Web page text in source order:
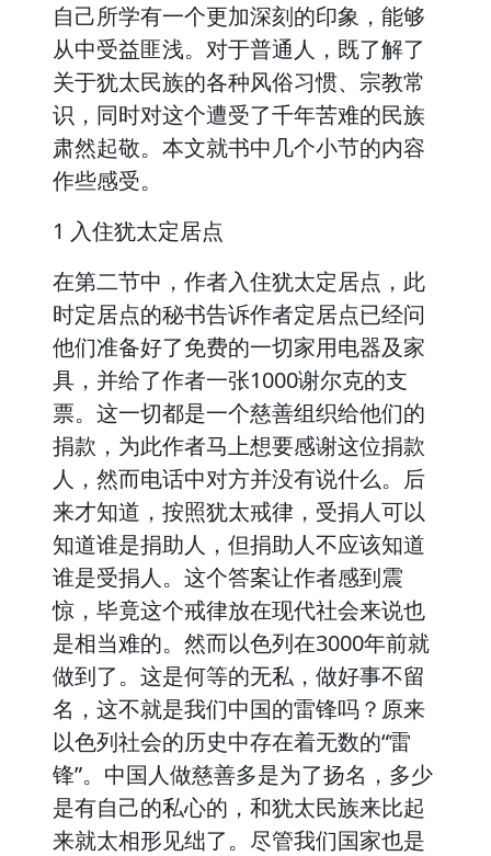
自己所学有一个更加深刻的印象，能够
从中受益匪浅。对于普通人，既了解了
关于犹太民族的各种风俗习惯、宗教常
识，同时对这个遭受了千年苦难的民族
肃然起敬。本文就书中几个小节的内容
作些感受。
1 入住犹太定居点
在第二节中，作者入住犹太定居点，此
时定居点的秘书告诉作者定居点已经问
他们准备好了免费的一切家用电器及家
具，并给了作者一张1000谢尔克的支
票。这一切都是一个慈善组织给他们的
捐款，为此作者马上想要感谢这位捐款
人，然而电话中对方并没有说什么。后
来才知道，按照犹太戒律，受捐人可以
知道谁是捐助人，但捐助人不应该知道
谁是受捐人。这个答案让作者感到震
惊，毕竟这个戒律放在现代社会来说也
是相当难的。然而以色列在3000年前就
做到了。这是何等的无私，做好事不留
名，这不就是我们中国的雷锋吗？原来
以色列社会的历史中存在着无数的“雷
锋”。中国人做慈善多是为了扬名，多少
是有自己的私心的，和犹太民族来比起
来就太相形见绌了。尽管我们国家也是